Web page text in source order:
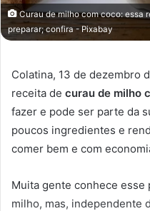
Curau de milho com coco: essa
preparar; confira - Pixabay
Colatina, 13 de dezembro
receita de curau de milho
fazer e pode ser parte da
poucos ingredientes e
comer bem e com
Muita gente conhece esse
milho, mas, independente